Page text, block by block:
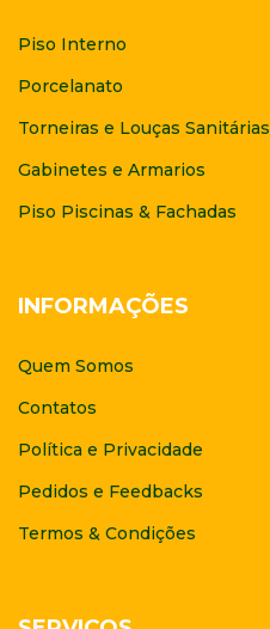
Piso Interno
Porcelanato
Torneiras e Louças Sanitárias
Gabinetes e Armarios
Piso Piscinas & Fachadas
INFORMAÇÕES
Quem Somos
Contatos
Política e Privacidade
Pedidos e Feedbacks
Termos & Condições